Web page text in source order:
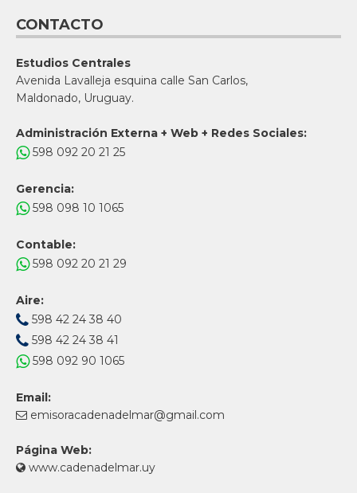
CONTACTO
Estudios Centrales
Avenida Lavalleja esquina calle San Carlos,
Maldonado, Uruguay.
Administración Externa + Web + Redes Sociales:
598 092 20 21 25
Gerencia:
598 098 10 1065
Contable:
598 092 20 21 29
Aire:
598 42 24 38 40
598 42 24 38 41
598 092 90 1065
Email:
emisoracadenadelmar@gmail.com
Página Web:
www.cadenadelmar.uy